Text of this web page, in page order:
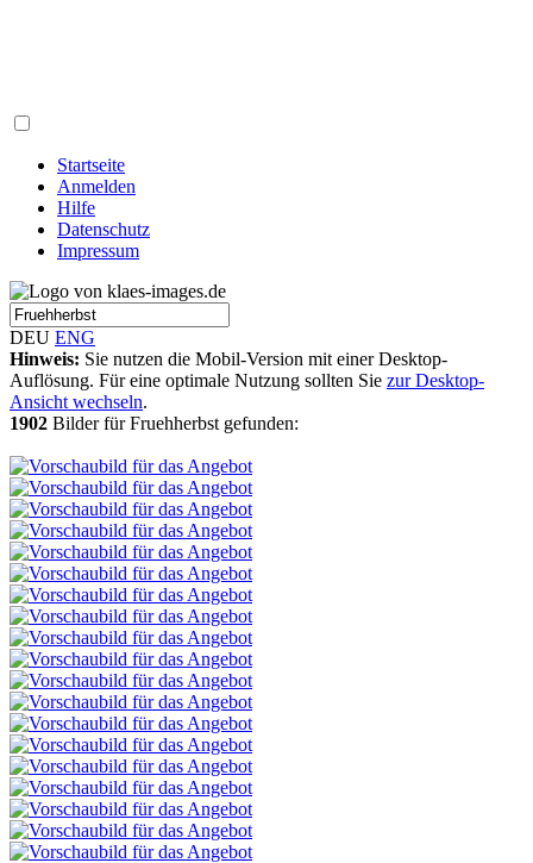
Startseite
Anmelden
Hilfe
Datenschutz
Impressum
DEU ENG
Hinweis: Sie nutzen die Mobil-Version mit einer Desktop-
Auflösung. Für eine optimale Nutzung sollten Sie zur Desktop-
Ansicht wechseln.
1902 Bilder für Fruehherbst gefunden: